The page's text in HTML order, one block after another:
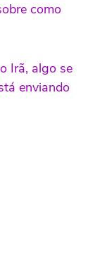
como
Irã, algo se
enviando